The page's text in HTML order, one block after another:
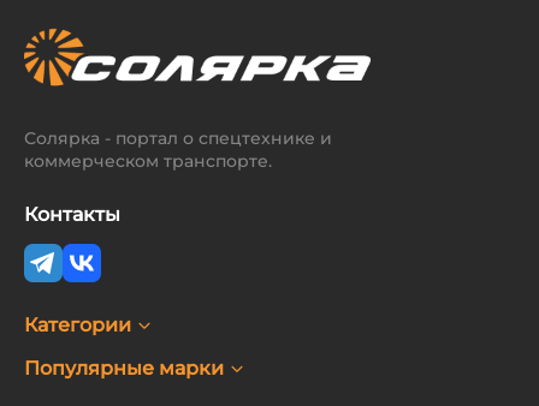
Солярка - портал о спецтехнике и
коммерческом транспорте.
Контакты
Категории
Популярные марки